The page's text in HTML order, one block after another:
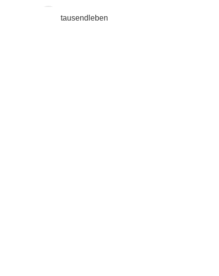
tausendleben